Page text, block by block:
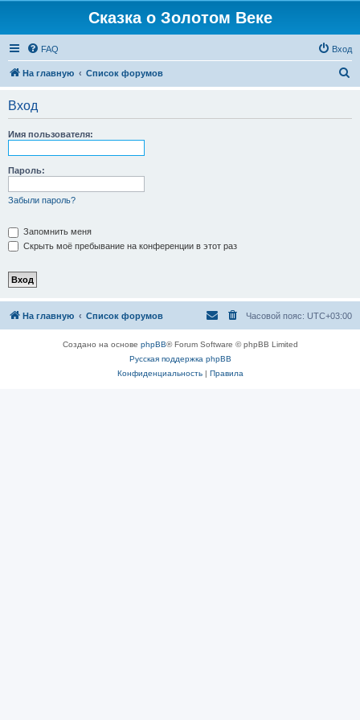
Сказка о Золотом Веке
FAQ Вход
На главную Список форумов
Вход
Имя пользователя:
Пароль:
Забыли пароль?
Запомнить меня
Скрыть моё пребывание на конференции в этот раз
На главную Список форумов Часовой пояс: UTC+03:00
Создано на основе phpBB® Forum Software © phpBB Limited
Русская поддержка phpBB
Конфиденциальность| Правила